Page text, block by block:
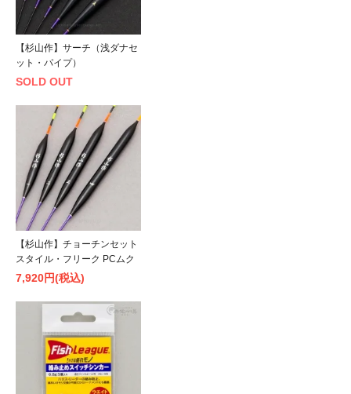
【杉山作】サーチ（浅ダナセ
ット・パイプ）
SOLD OUT
【杉山作】チョーチンセット
スタイル・フリーク PCムク
7,920円(税込)